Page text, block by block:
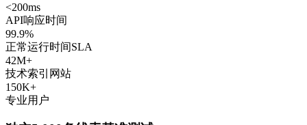
<200ms
API响应时间
99.9%
正常运行时间SLA
42M+
技术索引网站
150K+
专业用户